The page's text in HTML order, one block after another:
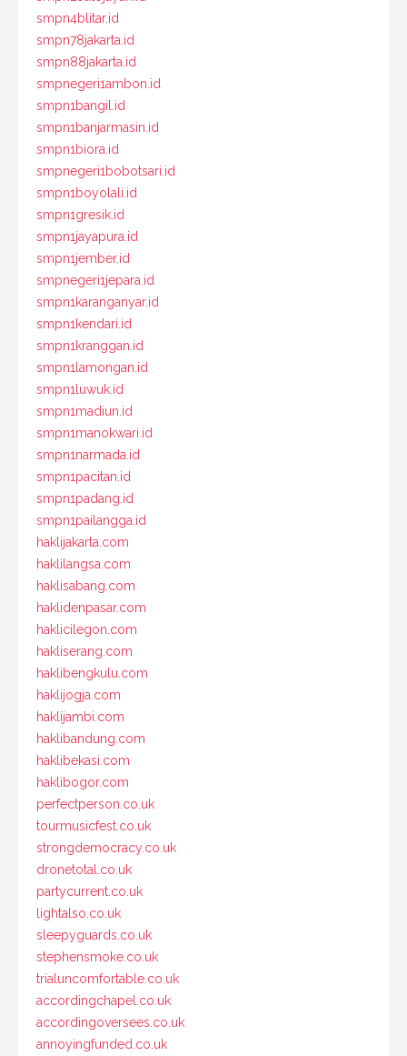
smpn4blitar.id
smpn78jakarta.id
smpn88jakarta.id
smpnegeri1ambon.id
smpn1bangil.id
smpn1banjarmasin.id
smpn1biora.id
smpnegeri1bobotsari.id
smpn1boyolali.id
smpn1gresik.id
smpn1jayapura.id
smpn1jember.id
smpnegeri1jepara.id
smpn1karanganyar.id
smpn1kendari.id
smpn1kranggan.id
smpn1lamongan.id
smpn1luwuk.id
smpn1madiun.id
smpn1manokwari.id
smpn1narmada.id
smpn1pacitan.id
smpn1padang.id
smpn1pailangga.id
haklijakarta.com
haklilangsa.com
haklisabang.com
haklidenpasar.com
haklicilegon.com
hakliserang.com
haklibengkulu.com
haklijogja.com
haklijambi.com
haklibandung.com
haklibekasi.com
haklibogor.com
perfectperson.co.uk
tourmusicfest.co.uk
strongdemocracy.co.uk
dronetotal.co.uk
partycurrent.co.uk
lightalso.co.uk
sleepyguards.co.uk
stephensmoke.co.uk
trialuncomfortable.co.uk
accordingchapel.co.uk
accordingoversees.co.uk
annoyingfunded.co.uk